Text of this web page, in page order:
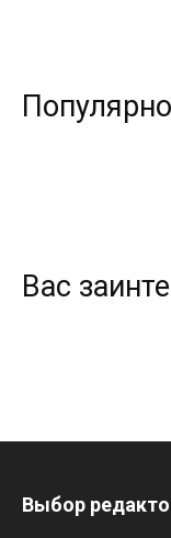
Вас
Выбор